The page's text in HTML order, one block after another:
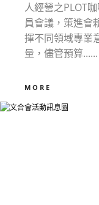
人經營之PLOT
員會議，策進會
揮不同領域專業
量，儘管預算......
MORE